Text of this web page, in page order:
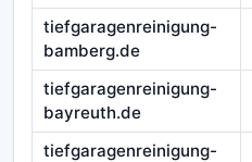
tiefgaragenreinigung-
bamberg.de
tiefgaragenreinigung-
bayreuth.de
tiefgaragenreinigung-